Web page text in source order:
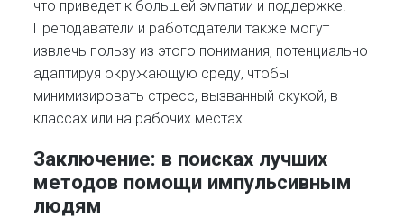
что приведет к большей эмпатии и поддержке.
Преподаватели и работодатели также могут
извлечь пользу из этого понимания, потенциально
адаптируя окружающую среду, чтобы
минимизировать стресс, вызванный скукой, в
классах или на рабочих местах.
Заключение: в поисках лучших
методов помощи импульсивным
людям